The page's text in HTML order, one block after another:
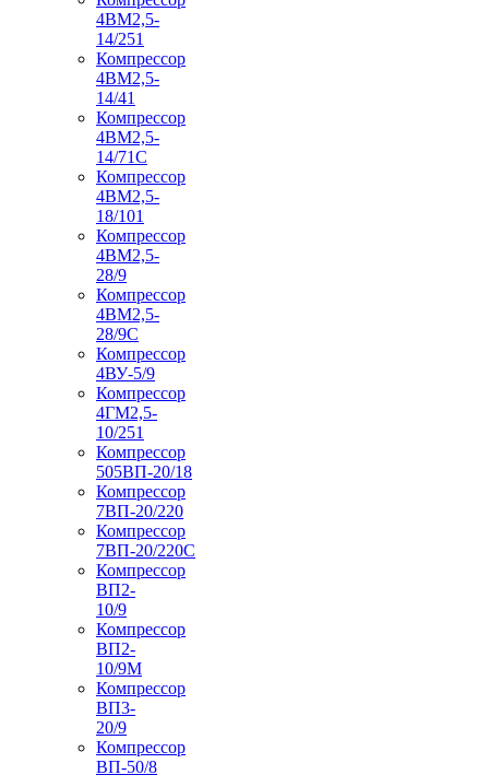
4ВМ2,5-
14/251
Компрессор
4ВМ2,5-
14/41
Компрессор
4ВМ2,5-
14/71C
Компрессор
4ВМ2,5-
18/101
Компрессор
4ВМ2,5-
28/9
Компрессор
4ВМ2,5-
28/9С
Компрессор
4ВУ-5/9
Компрессор
4ГМ2,5-
10/251
Компрессор
505ВП-20/18
Компрессор
7ВП-20/220
Компрессор
7ВП-20/220С
Компрессор
ВП2-
10/9
Компрессор
ВП2-
10/9М
Компрессор
ВП3-
20/9
Компрессор
ВП-50/8